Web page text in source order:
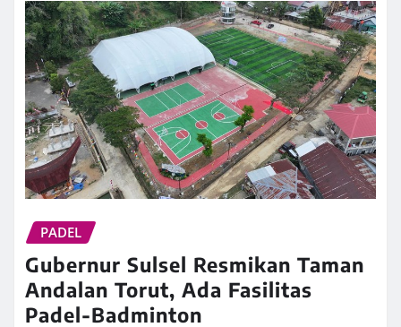
PADEL
Gubernur Sulsel Resmikan Taman
Andalan Torut, Ada Fasilitas
Padel-Badminton